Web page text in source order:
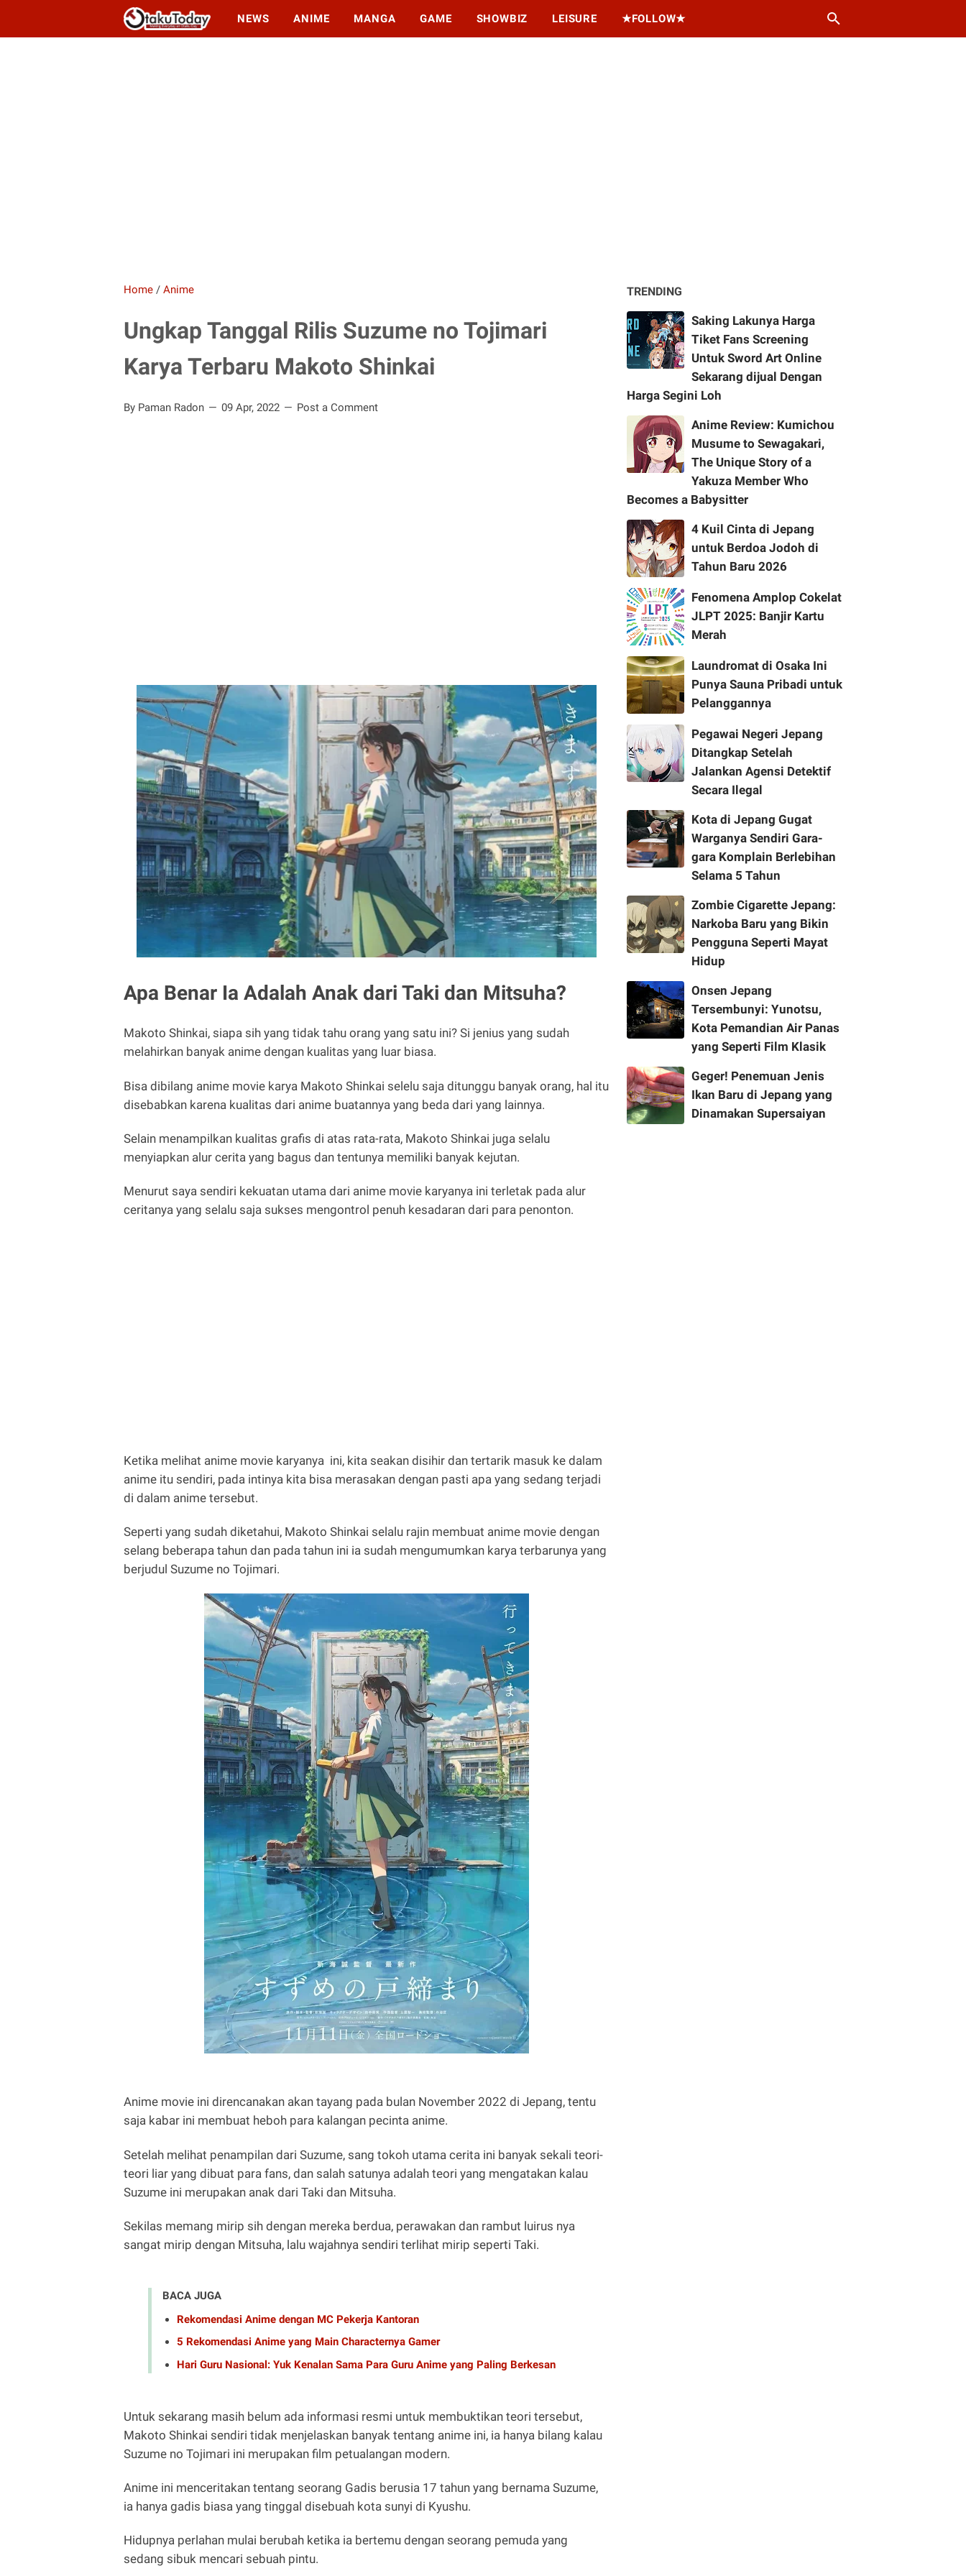
NEWS ANIME MANGA GAME SHOWBIZ LEISURE ★FOLLOW★
Home / Anime
Ungkap Tanggal Rilis Suzume no Tojimari
Karya Terbaru Makoto Shinkai
By Paman Radon 09 Apr, 2022 Post a Comment
Apa Benar Ia Adalah Anak dari Taki dan Mitsuha?
Makoto Shinkai, siapa sih yang tidak tahu orang yang satu ini? Si jenius yang sudah
melahirkan banyak anime dengan kualitas yang luar biasa.
Bisa dibilang anime movie karya Makoto Shinkai selelu saja ditunggu banyak orang, hal itu
disebabkan karena kualitas dari anime buatannya yang beda dari yang lainnya.
Selain menampilkan kualitas grafis di atas rata-rata, Makoto Shinkai juga selalu
menyiapkan alur cerita yang bagus dan tentunya memiliki banyak kejutan.
Menurut saya sendiri kekuatan utama dari anime movie karyanya ini terletak pada alur
ceritanya yang selalu saja sukses mengontrol penuh kesadaran dari para penonton.
Ketika melihat anime movie karyanya ini, kita seakan disihir dan tertarik masuk ke dalam
anime itu sendiri, pada intinya kita bisa merasakan dengan pasti apa yang sedang terjadi
di dalam anime tersebut.
Seperti yang sudah diketahui, Makoto Shinkai selalu rajin membuat anime movie dengan
selang beberapa tahun dan pada tahun ini ia sudah mengumumkan karya terbarunya yang
berjudul Suzume no Tojimari.
Anime movie ini direncanakan akan tayang pada bulan November 2022 di Jepang, tentu
saja kabar ini membuat heboh para kalangan pecinta anime.
Setelah melihat penampilan dari Suzume, sang tokoh utama cerita ini banyak sekali teori-
teori liar yang dibuat para fans, dan salah satunya adalah teori yang mengatakan kalau
Suzume ini merupakan anak dari Taki dan Mitsuha.
Sekilas memang mirip sih dengan mereka berdua, perawakan dan rambut luirus nya
sangat mirip dengan Mitsuha, lalu wajahnya sendiri terlihat mirip seperti Taki.
BACA JUGA
Rekomendasi Anime dengan MC Pekerja Kantoran
5 Rekomendasi Anime yang Main Characternya Gamer
Hari Guru Nasional: Yuk Kenalan Sama Para Guru Anime yang Paling Berkesan
Untuk sekarang masih belum ada informasi resmi untuk membuktikan teori tersebut,
Makoto Shinkai sendiri tidak menjelaskan banyak tentang anime ini, ia hanya bilang kalau
Suzume no Tojimari ini merupakan film petualangan modern.
Anime ini menceritakan tentang seorang Gadis berusia 17 tahun yang bernama Suzume,
ia hanya gadis biasa yang tinggal disebuah kota sunyi di Kyushu.
Hidupnya perlahan mulai berubah ketika ia bertemu dengan seorang pemuda yang
sedang sibuk mencari sebuah pintu.
TRENDING
Saking Lakunya Harga
Tiket Fans Screening
Untuk Sword Art Online
Sekarang dijual Dengan
Harga Segini Loh
Anime Review: Kumichou
Musume to Sewagakari,
The Unique Story of a
Yakuza Member Who
Becomes a Babysitter
4 Kuil Cinta di Jepang
untuk Berdoa Jodoh di
Tahun Baru 2026
Fenomena Amplop Cokelat
JLPT 2025: Banjir Kartu
Merah
Laundromat di Osaka Ini
Punya Sauna Pribadi untuk
Pelanggannya
Pegawai Negeri Jepang
Ditangkap Setelah
Jalankan Agensi Detektif
Secara Ilegal
Kota di Jepang Gugat
Warganya Sendiri Gara-
gara Komplain Berlebihan
Selama 5 Tahun
Zombie Cigarette Jepang:
Narkoba Baru yang Bikin
Pengguna Seperti Mayat
Hidup
Onsen Jepang
Tersembunyi: Yunotsu,
Kota Pemandian Air Panas
yang Seperti Film Klasik
Geger! Penemuan Jenis
Ikan Baru di Jepang yang
Dinamakan Supersaiyan